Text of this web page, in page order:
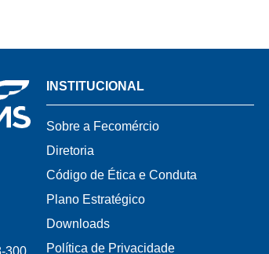
300
INSTITUCIONAL
Sobre a Fecomércio
Diretoria
Código de Ética e Conduta
Plano Estratégico
Downloads
Política de Privacidade